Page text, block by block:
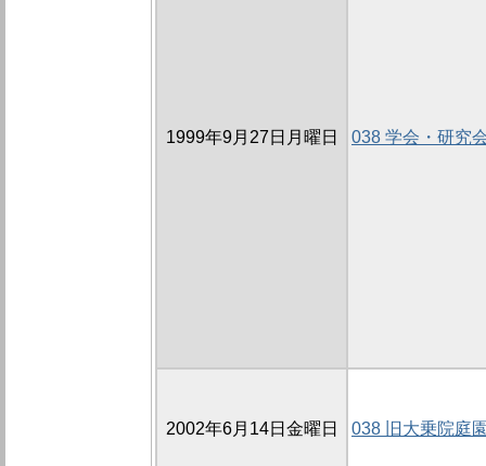
1999年9月27日月曜日 038 学会・研究
2002年6月14日金曜日 038 旧大乗院庭